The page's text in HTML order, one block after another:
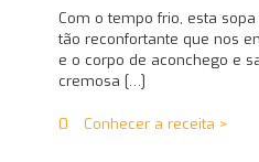
Com o tempo frio, esta
tão reconfortante que nos
e o corpo de aconchego e
cremosa […]
0 Conhecer a receita >